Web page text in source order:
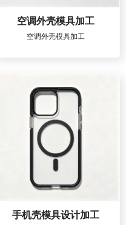
空调外壳模具加工
空调外壳模具加工
手机壳模具设计加工